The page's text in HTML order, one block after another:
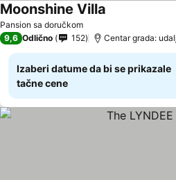
Pansion sa doručkom
Moonshine Villa
9,6 Odlično 152 Centar grada:
Izaberi datume da bi se prikazale
tačne cene